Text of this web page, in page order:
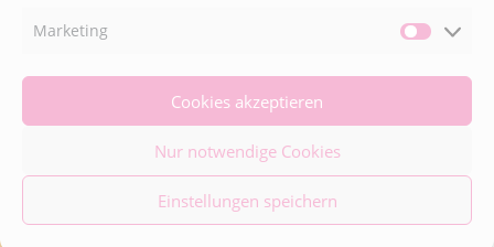
Marketing
Cookies akzeptieren
Nur notwendige Cookies
Einstellungen speichern
 INSTAGRAM
© 2026 Naturally Good ® | Adaeze Wolf • All